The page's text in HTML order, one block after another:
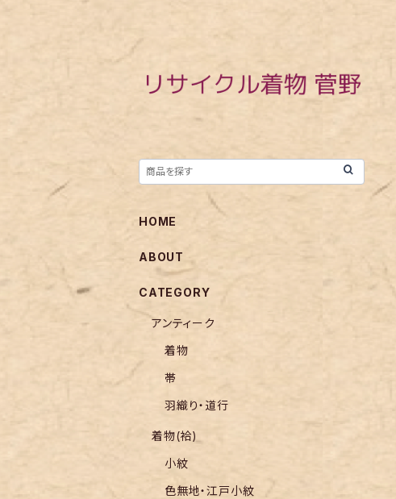
HOME
ABOUT
CATEGORY
アンティーク
着物
帯
羽織り・道行
着物(袷)
小紋
色無地・江戸小紋